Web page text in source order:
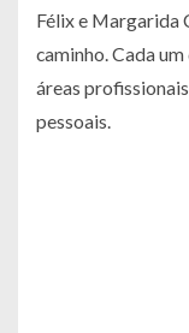
Félix e Margarida
caminho. Cada
áreas
pessoais.